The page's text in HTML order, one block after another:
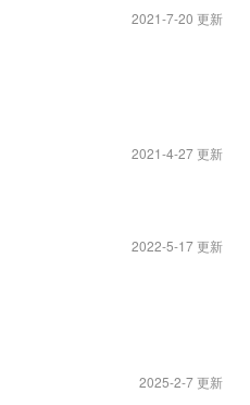
2021-7-20 更新
2021-4-27 更新
2022-5-17 更新
2025-2-7 更新